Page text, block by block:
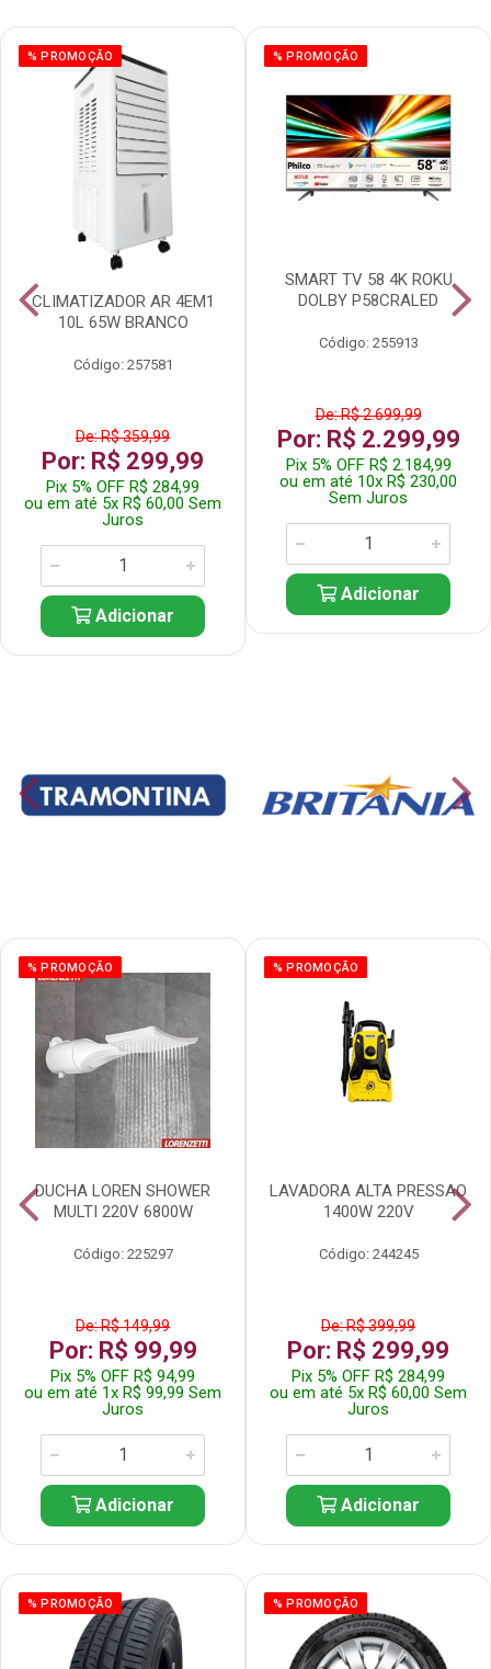
% PROMOÇÃO
CLIMATIZADOR AR 4EM1
10L 65W BRANCO
Código: 257581
De: R$ 359,99
Por: R$ 299,99
Pix 5% OFF R$ 284,99
ou em até 5x R$ 60,00 Sem
Juros
Adicionar
% PROMOÇÃO
SMART TV 58 4K ROKU
DOLBY P58CRALED
Código: 255913
De: R$ 2.699,99
Por: R$ 2.299,99
Pix 5% OFF R$ 2.184,99
ou em até 10x R$ 230,00
Sem Juros
Adicionar
% PROMOÇÃO
DUCHA LOREN SHOWER
MULTI 220V 6800W
Código: 225297
De: R$ 149,99
Por: R$ 99,99
Pix 5% OFF R$ 94,99
ou em até 1x R$ 99,99 Sem
Juros
Adicionar
% PROMOÇÃO
LAVADORA ALTA PRESSAO
1400W 220V
Código: 244245
De: R$ 399,99
Por: R$ 299,99
Pix 5% OFF R$ 284,99
ou em até 5x R$ 60,00 Sem
Juros
Adicionar
% PROMOÇÃO % PROMOÇÃO